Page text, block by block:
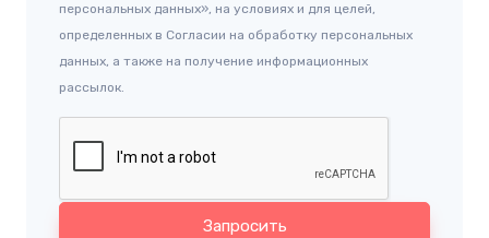
персональных данных», на условиях и для целей,
определенных в Согласии на обработку персональных
данных, а также на получение информационных
рассылок.
Запросить